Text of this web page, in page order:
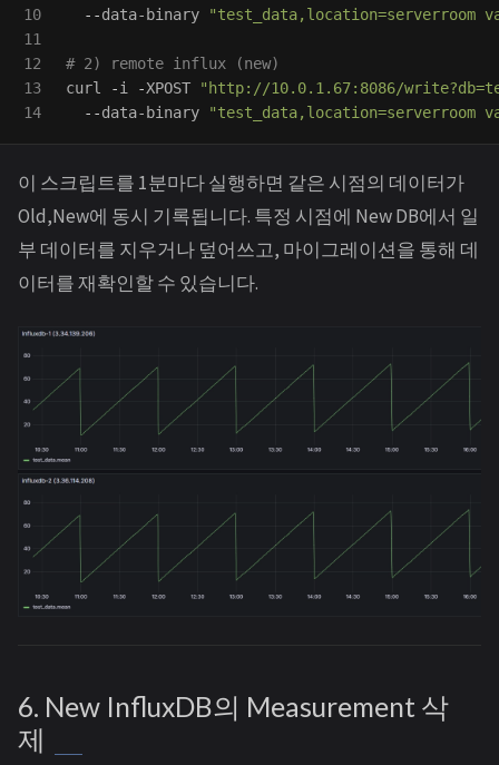
10
11
12
13
--data-binary "test_data,location=serverroom
# 2) remote influx (new)
curl
-i -XPOST
"http://10.0.1.67:8086/
--data-binary "test_data,location=serverroom
이 스크립트를 1분마다 실행하면 같은 시점의 데이터가
Old,New에 동시 기록됩니다. 특정 시점에 New DB에서 일
부 데이터를 지우거나 덮어쓰고, 마이그레이션을 통해 데
이터를 재확인할 수 있습니다.
6. New InfluxDB의 Measurement 삭
제